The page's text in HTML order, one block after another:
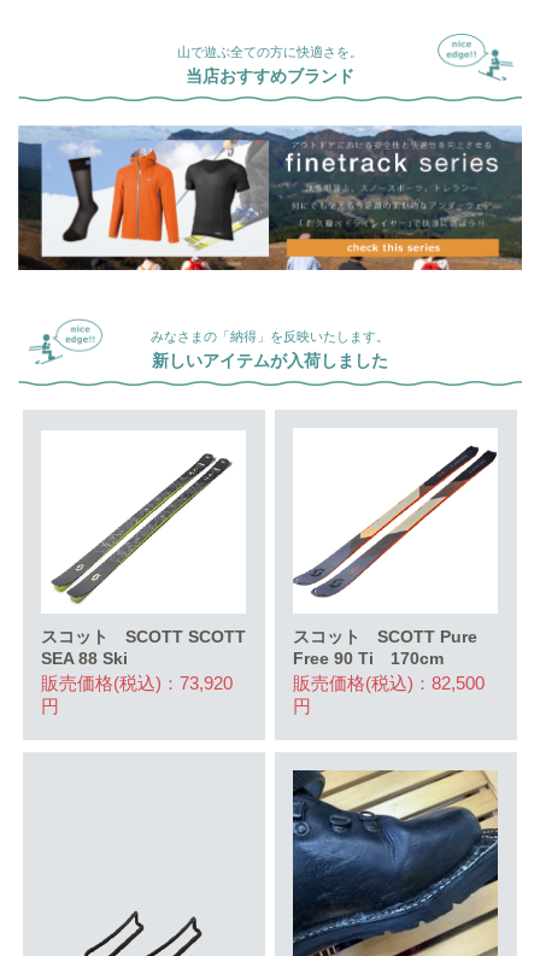
山で遊ぶ全ての方に快適さを。
当店おすすめブランド
みなさまの「納得」を反映いたします。
新しいアイテムが入荷しました
スコット SCOTT SCOTT
SEA 88 Ski
販売価格(税込)：73,920
円
スコット SCOTT Pure
Free 90 Ti 170cm
販売価格(税込)：82,500
円